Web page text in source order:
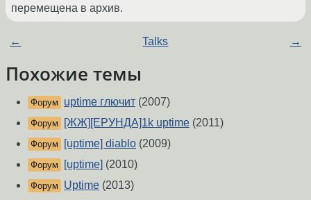
перемещена в архив.
← Talks →
Похожие темы
Форум uptime глючит (2007)
Форум [ЖЖ][ЕРУНДА]1k uptime (2011)
Форум [uptime] diablo (2009)
Форум [uptime] (2010)
Форум Uptime (2013)